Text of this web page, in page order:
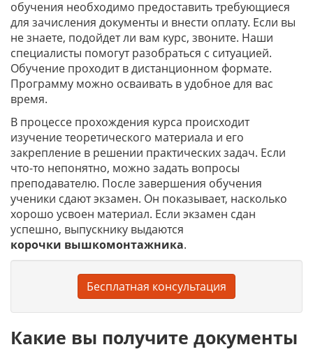
обучения необходимо предоставить требующиеся
для зачисления документы и внести оплату. Если вы
не знаете, подойдет ли вам курс, звоните. Наши
специалисты помогут разобраться с ситуацией.
Обучение проходит в дистанционном формате.
Программу можно осваивать в удобное для вас
время.
В процессе прохождения курса происходит
изучение теоретического материала и его
закрепление в решении практических задач. Если
что-то непонятно, можно задать вопросы
преподавателю. После завершения обучения
ученики сдают экзамен. Он показывает, насколько
хорошо усвоен материал. Если экзамен сдан
успешно, выпускнику выдаются
корочки вышкомонтажника.
Бесплатная консультация
Какие вы получите документы